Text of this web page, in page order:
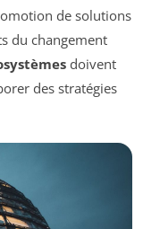
de solutions
du changement
doivent
des stratégies